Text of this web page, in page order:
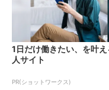
1日だけ働きたい、を叶
人サイト
PR(ショットワークス)